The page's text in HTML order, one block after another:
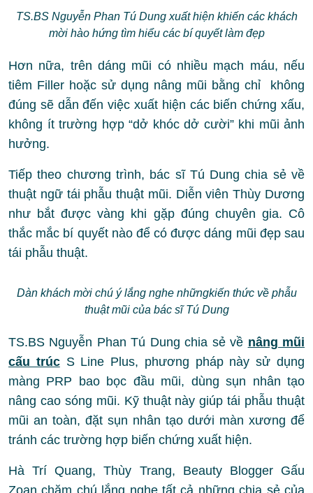
TS.BS Nguyễn Phan Tú Dung xuất hiện khiến các khách
mời hào hứng tìm hiểu các bí quyết làm đẹp
Hơn nữa, trên dáng mũi có nhiều mạch máu, nếu
tiêm Filler hoặc sử dụng nâng mũi bằng chỉ không
đúng sẽ dẫn đến việc xuất hiện các biến chứng xấu,
không ít trường hợp “dở khóc dở cười” khi mũi ảnh
hưởng.
Tiếp theo chương trình, bác sĩ Tú Dung chia sẻ về
thuật ngữ tái phẫu thuật mũi. Diễn viên Thùy Dương
như bắt được vàng khi gặp đúng chuyên gia. Cô
thắc mắc bí quyết nào để có được dáng mũi đẹp sau
tái phẫu thuật.
Dàn khách mời chú ý lắng nghe nhữngkiến thức về phẫu
thuật mũi của bác sĩ Tú Dung
TS.BS Nguyễn Phan Tú Dung chia sẻ về nâng mũi
cấu trúcS Line Plus, phương pháp này sử dụng
màng PRP bao bọc đầu mũi, dùng sụn nhân tạo
nâng cao sóng mũi. Kỹ thuật này giúp tái phẫu thuật
mũi an toàn, đặt sụn nhân tạo dưới màn xương để
tránh các trường hợp biến chứng xuất hiện.
Hà Trí Quang, Thùy Trang, Beauty Blogger Gấu
Zoan chăm chú lắng nghe tất cả những chia sẻ của